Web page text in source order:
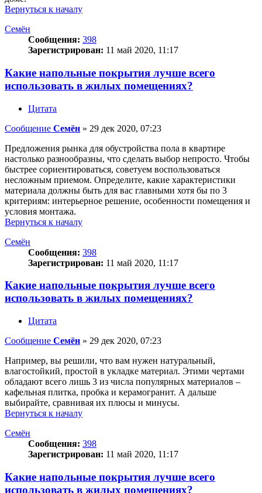
Вернуться к началу
Семён
Сообщения: 398
Зарегистрирован: 11 май 2020, 11:17
Какие напольные покрытия лучше всего
использовать в жилых помещениях?
Цитата
Сообщение Семён » 29 дек 2020, 07:23
Предложения рынка для обустройства пола в квартире
настолько разнообразны, что сделать выбор непросто. Чтобы
быстрее сориентироваться, советуем воспользоваться
несложным приемом. Определите, какие характеристики
материала должны быть для вас главными хотя бы по 3
критериям: интерьерное решение, особенности помещения и
условия монтажа.
Вернуться к началу
Семён
Сообщения: 398
Зарегистрирован: 11 май 2020, 11:17
Какие напольные покрытия лучше всего
использовать в жилых помещениях?
Цитата
Сообщение Семён » 29 дек 2020, 07:23
Например, вы решили, что вам нужен натуральный,
влагостойкий, простой в укладке материал. Этими чертами
обладают всего лишь 3 из числа популярных материалов –
кафельная плитка, пробка и керамогранит. А дальше
выбирайте, сравнивая их плюсы и минусы.
Вернуться к началу
Семён
Сообщения: 398
Зарегистрирован: 11 май 2020, 11:17
Какие напольные покрытия лучше всего
использовать в жилых помещениях?